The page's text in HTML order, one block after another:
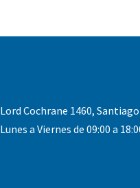
Lord Cochrane 1460,
Lunes a Viernes de 09:00 a